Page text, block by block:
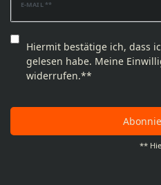
E-MAIL **
Newsletter
Honig
Hiermit bestätige ich, dass
gelesen habe. Meine
widerrufen.**
**